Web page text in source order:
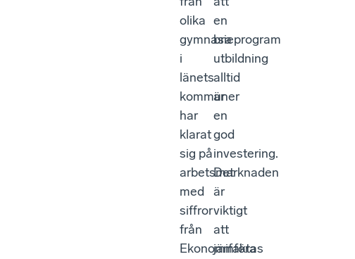
olika
gymnasieprogram
i
länets
kommuner
har
klarat
sig på
arbetsmarknaden
med
siffror
från
Ekonomifaktas
en
bra
utbildning
alltid
är
en
god
investering.
Det
är
viktigt
att
jämföra